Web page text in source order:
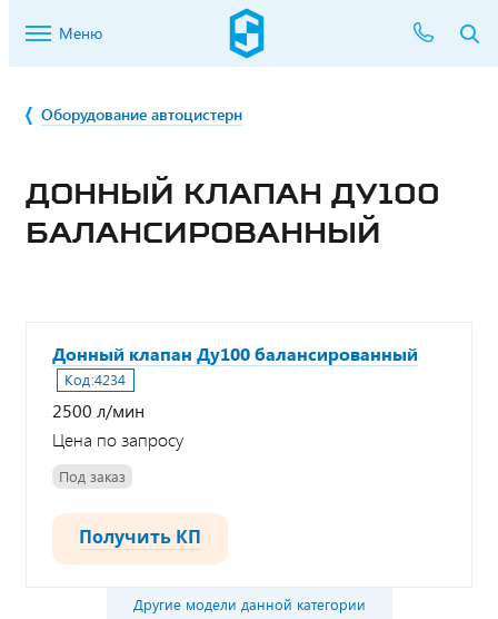
Меню
Оборудование автоцистерн
ДОННЫЙ КЛАПАН ДУ100
БАЛАНСИРОВАННЫЙ
Донный клапан Ду100 балансированный
Код:4234
2500 л/мин
Цена по запросу
Под заказ
Получить КП
Другие модели данной категории